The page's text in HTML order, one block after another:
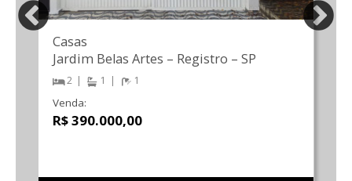
Casas
Jardim Belas Artes – Registro – SP
2 1 1
Venda:
R$ 390.000,00